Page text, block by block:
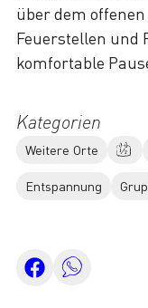
Kategorien
Weitere Orte
Entspannung
über dem
Feuerstellen und
komfortable